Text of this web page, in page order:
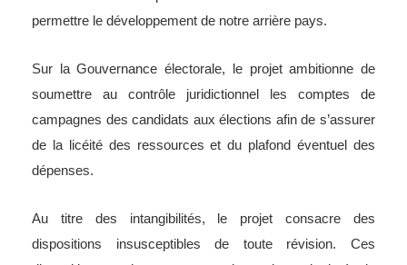
permettre le développement de notre arrière pays.
Sur la Gouvernance électorale, le projet ambitionne de
soumettre au contrôle juridictionnel les comptes de
campagnes des candidats aux élections afin de s’assurer
de la licéité des ressources et du plafond éventuel des
dépenses.
Au titre des intangibilités, le projet consacre des
dispositions insusceptibles de toute révision. Ces